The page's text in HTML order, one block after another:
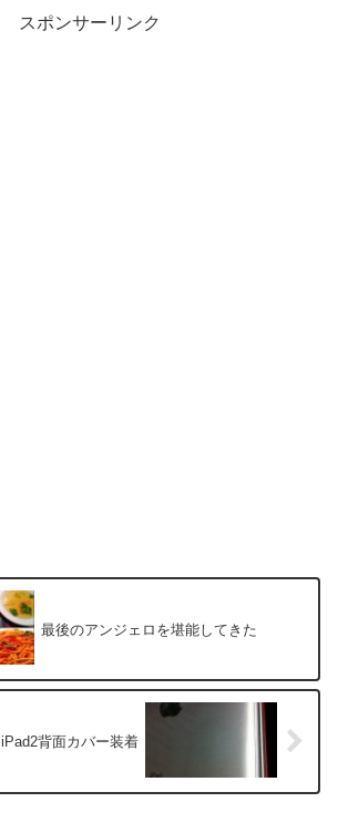
スポンサーリンク
最後のアンジェロを堪能してきた
iPad2背面カバー装着